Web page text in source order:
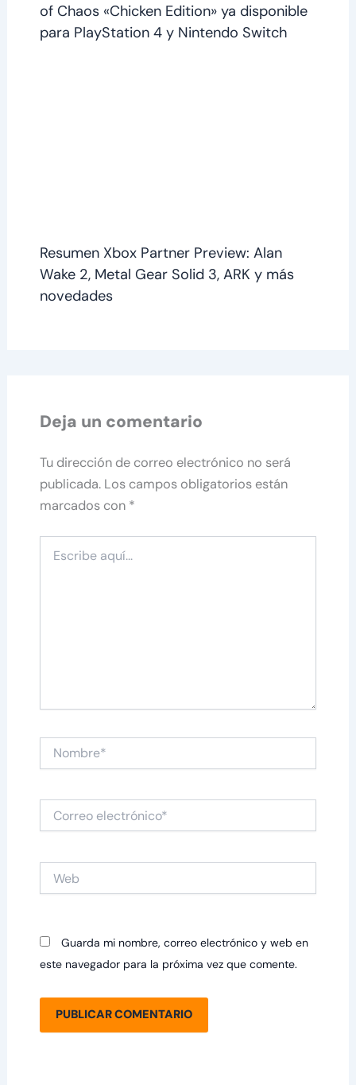
of Chaos «Chicken Edition» ya disponible
para PlayStation 4 y Nintendo Switch
Resumen Xbox Partner Preview: Alan
Wake 2, Metal Gear Solid 3, ARK y más
novedades
Deja un comentario
Tu dirección de correo electrónico no será
publicada. Los campos obligatorios están
marcados con *
aquí...
Nombre*
electrónico*
Guarda mi nombre, correo electrónico y web en
este navegador para la próxima vez que comente.